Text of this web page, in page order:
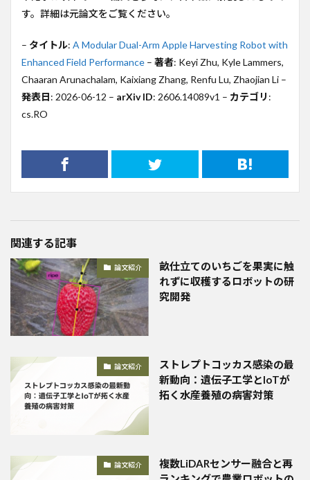
す。詳細は元論文をご覧ください。
– タイトル: A Modular Dual-Arm Apple Harvesting Robot with
Enhanced Field Performance – 著者: Keyi Zhu, Kyle Lammers,
Chaaran Arunachalam, Kaixiang Zhang, Renfu Lu, Zhaojian Li –
発表日: 2026-06-12 – arXiv ID: 2606.14089v1 – カテゴリ :
cs.RO
関連する記事
論文紹介
畝仕立てのいちごを果実に触
れずに収穫するロボットの研
究開発
論文紹介
ストレプトコッカス感染の最
新動向：遺伝子工学とIoTが
拓く水産養殖の病害対策
論文紹介
複数LiDARセンサー融合と再